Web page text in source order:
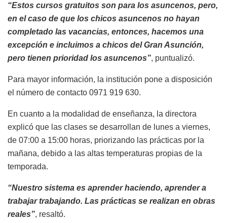
“Estos cursos gratuitos son para los asuncenos, pero,
en el caso de que los chicos asuncenos no hayan
completado las vacancias, entonces, hacemos una
excepción e incluimos a chicos del Gran Asunción,
pero tienen prioridad los asuncenos”, puntualizó.
Para mayor información, la institución pone a disposición
el número de contacto 0971 919 630.
En cuanto a la modalidad de enseñanza, la directora
explicó que las clases se desarrollan de lunes a viernes,
de 07:00 a 15:00 horas, priorizando las prácticas por la
mañana, debido a las altas temperaturas propias de la
temporada.
“Nuestro sistema es aprender haciendo, aprender a
trabajar trabajando. Las prácticas se realizan en obras
reales”, resaltó.